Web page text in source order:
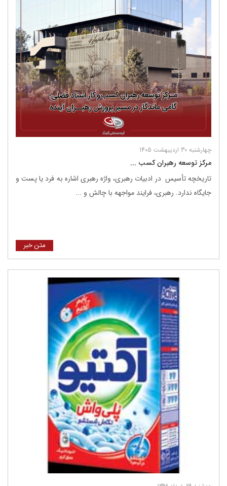
چهارشنبه 30 اردیبهشت 1405
مرکز توسعه رهبران کسب ...
تاریخچه تأسیس در ادبیات رهبری، واژه رهبری اشاره به فرد یا پست و
جایگاه ندارد. رهبری، فرایند مواجهه با چالش و ...
متن خبر